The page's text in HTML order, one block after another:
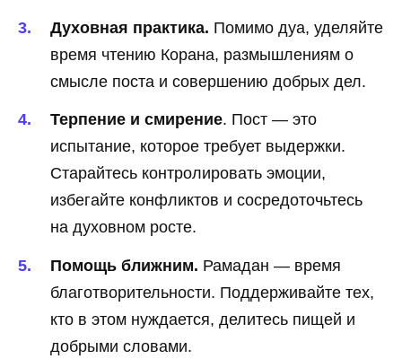
Духовная практика. Помимо дуа, уделяйте
время чтению Корана, размышлениям о
смысле поста и совершению добрых дел.
Терпение и смирение. Пост — это
испытание, которое требует выдержки.
Старайтесь контролировать эмоции,
избегайте конфликтов и сосредоточьтесь
на духовном росте.
Помощь ближним. Рамадан — время
благотворительности. Поддерживайте тех,
кто в этом нуждается, делитесь пищей и
добрыми словами.